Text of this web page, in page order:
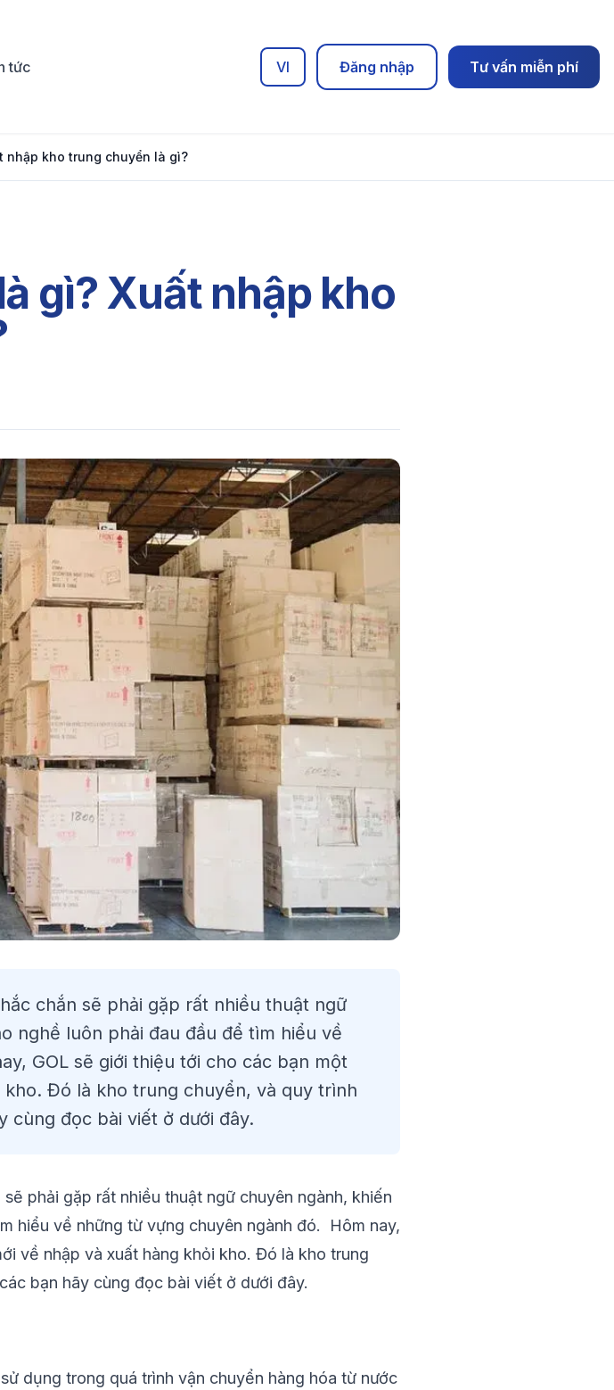
tức VI Đăng nhập Tư vấn miễn phí
nhập kho trung chuyển là gì?
gì? Xuất nhập kho
chắn sẽ phải gặp rất nhiều thuật ngữ
nghề luôn phải đau đầu để tìm hiểu về
GOL sẽ giới thiệu tới cho các bạn một
Đó là kho trung chuyển, và quy trình
cùng đọc bài viết ở dưới đây.
phải gặp rất nhiều thuật ngữ chuyên ngành, khiến
hiểu về những từ vựng chuyên ngành đó. Hôm nay,
về nhập và xuất hàng khỏi kho. Đó là kho trung
bạn hãy cùng đọc bài viết ở dưới đây.
dụng trong quá trình vận chuyển hàng hóa từ nước